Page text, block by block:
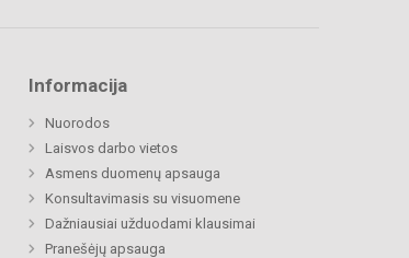
Informacija
Nuorodos
Laisvos darbo vietos
Asmens duomenų apsauga
Konsultavimasis su visuomene
Dažniausiai užduodami klausimai
Pranešėjų apsauga